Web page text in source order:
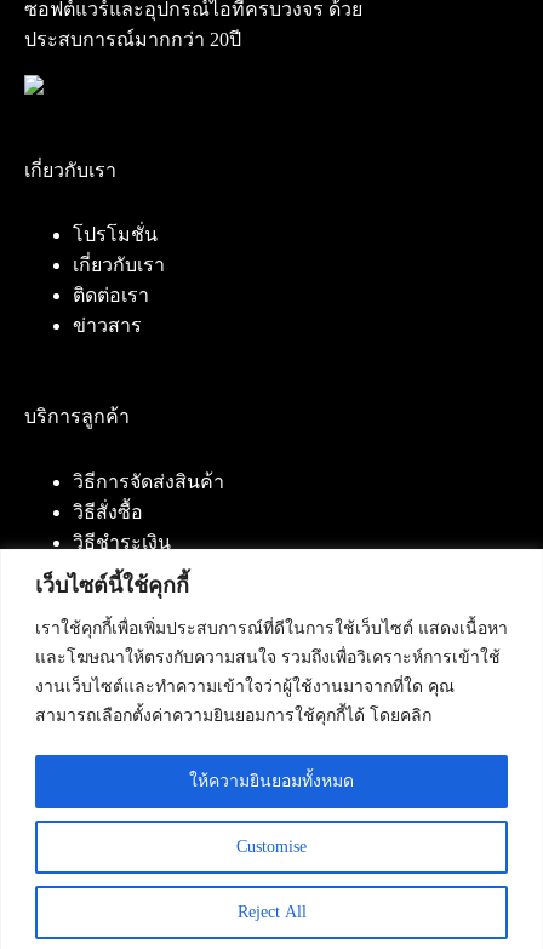
เว็บไซต์นี้ใช้คุกกี้
เราใช้คุกกี้เพื่อเพิ่มประสบการณ์ที่ดีในการใช้เว็บไซต์ แสดงเนื้อหา
และโฆษณาให้ตรงกับความสนใจ รวมถึงเพื่อวิเคราะห์การเข้าใช้
งานเว็บไซต์และทำความเข้าใจว่าผู้ใช้งานมาจากที่ใด คุณ
สามารถเลือกตั้งค่าความยินยอมการใช้คุกกี้ได้ โดยคลิก
Customise
Reject All
ให้ความยินยอมทั้งหมด
ซอฟต์แวร์และอุปกรณ์ไอทีครบวงจร ด้วย
ประสบการณ์มากกว่า 20ปี
เกี่ยวกับเรา
โปรโมชั่น
เกี่ยวกับเรา
ติดต่อเรา
ข่าวสาร
บริการลูกค้า
วิธีการจัดส่งสินค้า
วิธีสั่งซื้อ
วิธีชำระเงิน
ติดต่อเรา
บริษัท เน็ทฟิวชั่น คอมมิวนิเคชั่น จำกัด 420/94 ถนน
นัมเบอร์วัน-ราม 2 แขวงดอกไม้, เขตประเวศ
กรุงเทพมหานคร 10250
โทรศัพท์ :084-553-4055,086-309-5259,
Copyright © 2026 - Netfusion Communication Co., Ltd. All